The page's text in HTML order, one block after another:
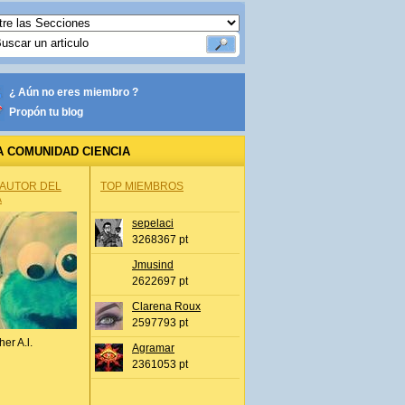
¿ Aún no eres miembro ?
Propón tu blog
COMUNIDAD CIENCIA
DEL
A.l.
TOP MIEMBROS
sepelaci
3268367 pt
Jmusind
2622697 pt
Clarena Roux
2597793 pt
Agramar
2361053 pt